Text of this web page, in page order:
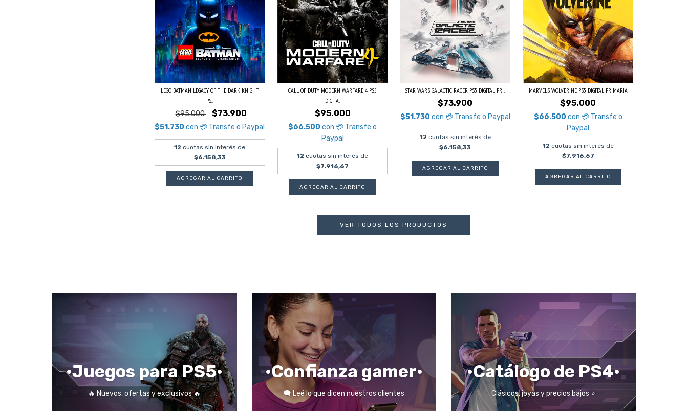
LEGO BATMAN LEGACY OF THE DARK KNIGHT
PS...
$95.000 $73.900
$51.730con 💳 Transfe o Paypal
12 cuotas sin interés de
$6.158,33
CALL OF DUTY MODERN WARFARE 4 PS5
DIGITA...
$95.000
$66.500con 💳 Transfe o
Paypal
12 cuotas sin interés de
$7.916,67
STAR WARS GALACTIC RACER PS5 DIGITAL PRI...
$73.900
$51.730 con 💳 Transfe o Paypal
12 cuotas sin interés de
$6.158,33
MARVELS WOLVERINE PS5 DIGITAL PRIMARIA
$95.000
$66.500 con 💳 Transfe o
Paypal
12 cuotas sin interés de
$7.916,67
VER TODOS LOS PRODUCTOS
•Juegos para PS5•
🔥 Nuevos, ofertas y exclusivos 🔥
•Confianza gamer•
🗨️ Leé lo que dicen nuestros clientes
•Catálogo de PS4•
Clásicos, joyas y precios bajos ⭐